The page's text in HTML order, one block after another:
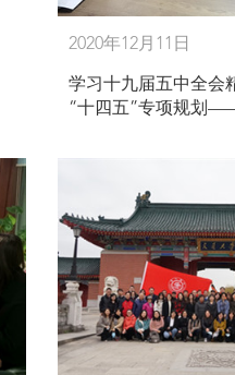
2020年12月11日
学习十九届五中全会
“十四五”专项规划